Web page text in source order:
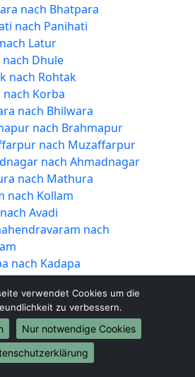
nach Bhatpara
nach Panihati
Latur
Dhule
nach Rohtak
Korba
nach Bhilwara
nach Brahmapur
nach Muzaffarpur
nach Ahmadnagar
nach Mathura
nach Kollam
Avadi
nach
nach Kadapa
nach Kamarhati
nach Bilaspur
nach Shahjahanpur
nach Vijayapura
nach Rampur
nach Shivamogga
verwendet Cookies um die
zu verbessern.
Nur notwendige Cookies